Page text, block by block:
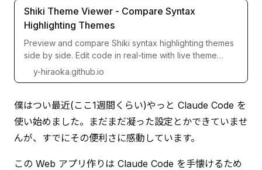
Shiki Theme Viewer - Compare Syntax
Highlighting Themes
Preview and compare Shiki syntax highlighting themes
side by side. Edit code in real-time with live theme
switching.
y-hiraoka.github.io
僕はつい最近(ここ1週間くらい)やっと Claude Code を
使い始めました。まだまだ凝った設定とかできていませ
んが、すでにその便利さに感動しています。
この Web アプリ作りは Claude Code を手懐けるため